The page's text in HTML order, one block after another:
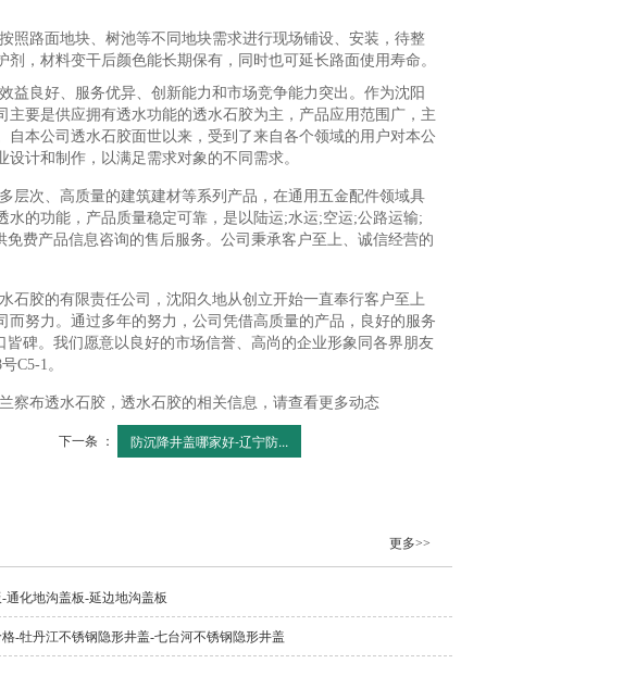
照路面地块、树池等不同地块需求进行现场铺设、安装，待整
，材料变干后颜色能长期保有，同时也可延长路面使用寿命。
益良好、服务优异、创新能力和市场竞争能力突出。作为沈阳
要是供应拥有透水功能的透水石胶为主，产品应用范围广，主
本公司透水石胶面世以来，受到了来自各个领域的用户对本公
计和制作，以满足需求对象的不同需求。
层次、高质量的建筑建材等系列产品，在通用五金配件领域具
的功能，产品质量稳定可靠，是以陆运;水运;空运;公路运输;
费产品信息咨询的售后服务。公司秉承客户至上、诚信经营的
石胶的有限责任公司，沈阳久地从创立开始一直奉行客户至上
努力。通过多年的努力，公司凭借高质量的产品，良好的服务
碑。我们愿意以良好的市场信誉、高尚的企业形象同各界朋友
C5-1。
察布透水石胶，透水石胶的相关信息，请查看更多动态
下一条 ： 防沉降井盖哪家好-辽宁防...
更多>>
通化地沟盖板-延边地沟盖板
-牡丹江不锈钢隐形井盖-七台河不锈钢隐形井盖